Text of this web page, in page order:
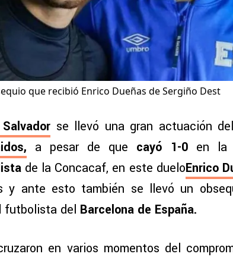
que recibió Enrico Dueñas de Sergiño Dest
se llevó una gran actuación
, a pesar de que cayó 1-0 en la
de la Concacaf, en este dueloEnrico
y ante esto también se llevó un
futbolista del Barcelona de España.
en varios momentos del